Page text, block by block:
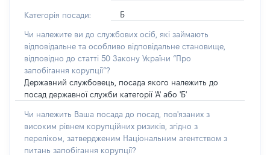
Категорія посади: Б
Чи належите ви до службових осіб, які займають
відповідальне та особливо відповідальне становище,
відповідно до статті 50 Закону України “Про
запобігання корупції”?
Державний службовець, посада якого належить до
посад державної служби категорії 'А' або 'Б'
Чи належить Ваша посада до посад, пов'язаних з
високим рівнем корупційних ризиків, згідно з
переліком, затвердженим Національним агентством з
питань запобігання корупції?